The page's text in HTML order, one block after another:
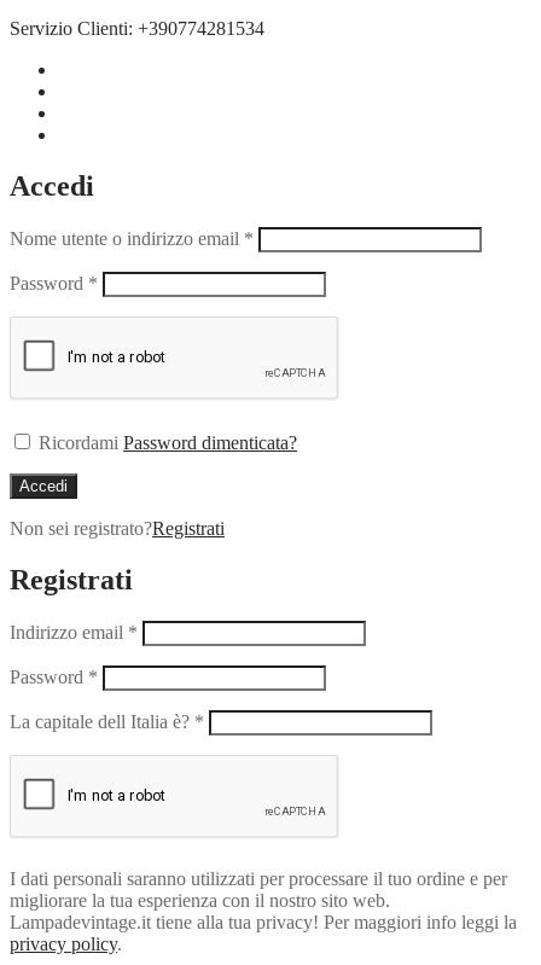
Servizio Clienti: +390774281534
Accedi
Nome utente o indirizzo email *
Password *
Ricordami Password dimenticata?
Accedi
Non sei registrato?Registrati
Registrati
Indirizzo email *
Password *
La capitale dell Italia è? *
I dati personali saranno utilizzati per processare il tuo ordine e per
migliorare la tua esperienza con il nostro sito web.
Lampadevintage.it tiene alla tua privacy! Per maggiori info leggi la
privacy policy.